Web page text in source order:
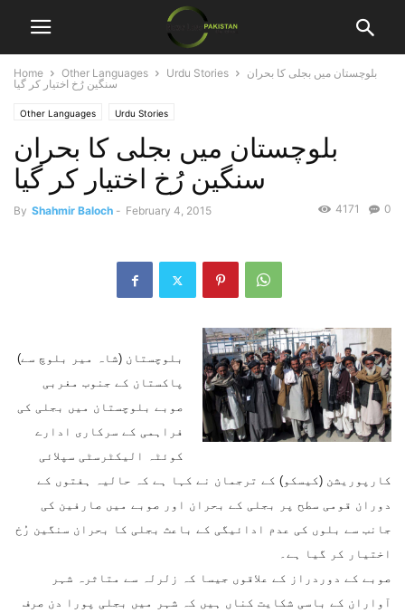
Home Other Languages Urdu Stories
بلوچستان میں بجلی کا بحران
سنگین رُخ اختیار کر گیا
Other Languages Urdu Stories
بلوچستان میں بجلی کا بحران
سنگین رُخ اختیار کر گیا
By Shahmir Baloch - February 4, 2015 0
4171
بلوچستان (شاہ میر بلوچ سے)
پاکستان کے جنوب مغربی
صوبے بلوچستان میں بجلی کی
فراہمی کے سرکاری ادارے
کوئٹہ الیکٹرسٹی سپلائی
کارپوریشن (کیسکو) کے ترجمان نے کہا ہے کہ حالیہ ہفتوں کے
دوران قومی سطح پر بجلی کے بحران اور صوبے میں صارفین کی
جانب سے بلوں کی عدم ادائیگی کے باعث بجلی کا بحران سنگین رُخ
اختیار کر گیا ہے۔
صوبے کے دوردراز کے علاقوں جیسا کہ زلرلہ سے متاثرہ شہر
آواران کے باسی شکایت کناں ہیں کہ شہر میں بجلی پورا دن صرف